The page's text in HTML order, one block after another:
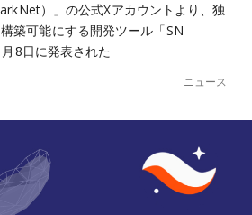
）」の公式Xアカウントより、独
築可能にする開発ツール「SN
8日に発表された
ニュース